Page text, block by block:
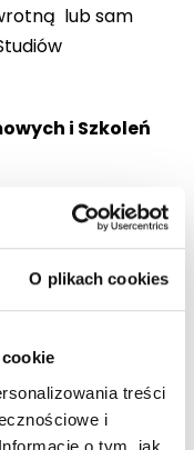
O plikach cookies
treści
i
o tym, jak
lub sam
i Szkoleń
kolejność